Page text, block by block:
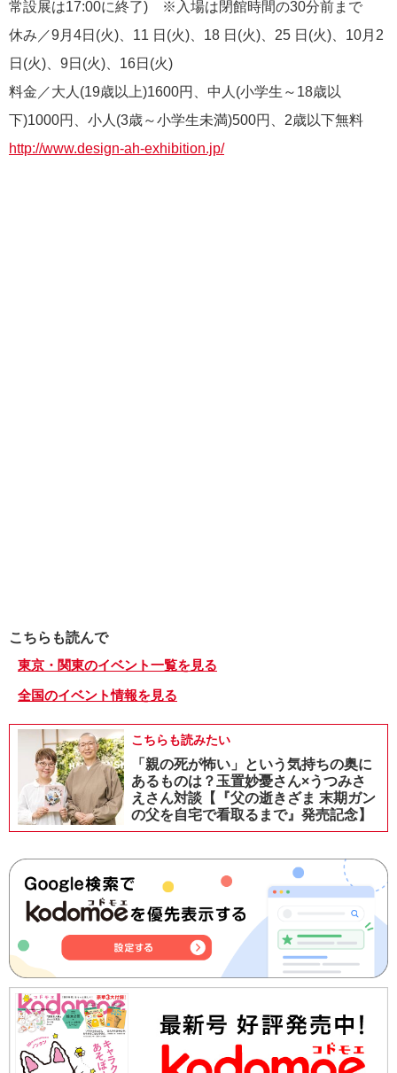
常設展は17:00に終了) ※入場は閉館時間の30分前まで
休み／9月4日(火)、11 日(火)、18 日(火)、25 日(火)、10月2
日(火)、9日(火)、16日(火)
料金／大人(19歳以上)1600円、中人(小学生～18歳以
下)1000円、小人(3歳～小学生未満)500円、2歳以下無料
http://www.design-ah-exhibition.jp/
こちらも読んで
東京・関東のイベント一覧を見る
全国のイベント情報を見る
こちらも読みたい
「親の死が怖い」という気持ちの奥に
あるものは？玉置妙憂さん×うつみさ
えさん対談【『父の逝きざま 末期ガン
の父を自宅で看取るまで』発売記念】